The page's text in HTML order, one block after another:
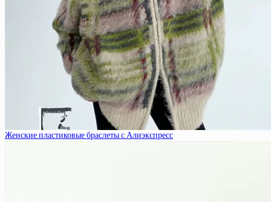
Женские пластиковые браслеты с Алиэкспресс